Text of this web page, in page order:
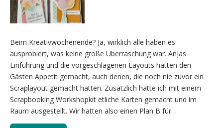
Beim Kreativwochenende? Ja, wirklich alle haben es
ausprobiert, was keine große Überraschung war. Anjas
Einführung und die vorgeschlagenen Layouts hatten den
Gästen Appetit gemacht, auch denen, die noch nie zuvor ein
Scraplayout gemacht hatten. Zusätzlich hatte ich mit einem
Scrapbooking Workshopkit etliche Karten gemacht und im
Raum ausgestellt. Wir hatten also einen Plan B für…